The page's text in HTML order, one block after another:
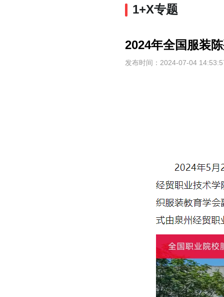
1+X专题
2024年全国服装
发布时间：2024-07-04